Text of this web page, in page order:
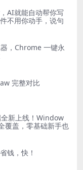
AI就能自动帮你写
不用你动手，说句
，Chrome 一键永
完整对比
新上线！Window
覆盖，零基础新手也
钱，快！